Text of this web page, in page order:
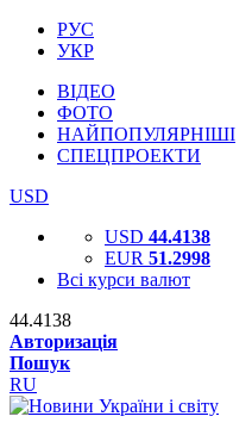
РУС
УКР
ВІДЕО
ФОТО
НАЙПОПУЛЯРНІШІ
СПЕЦПРОЕКТИ
USD
USD 44.4138
EUR 51.2998
Всі курси валют
44.4138
Авторизація
Пошук
RU